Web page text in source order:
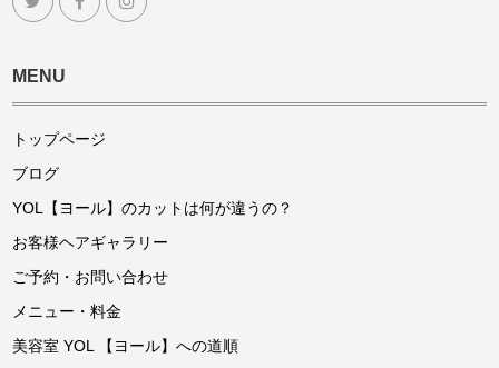
MENU
トップページ
ブログ
YOL【ヨール】のカットは何が違うの？
お客様ヘアギャラリー
ご予約・お問い合わせ
メニュー・料金
美容室 YOL 【ヨール】への道順